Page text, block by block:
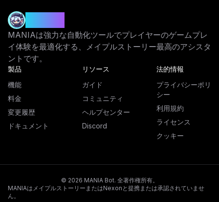
MANIAは強力な自動化ツールでプレイヤーのゲームプレ
イ体験を最適化する、メイプルストーリー最高のアシスタ
ントです。
製品
機能
料金
変更履歴
ドキュメント
リソース
ガイド
コミュニティ
ヘルプセンター
Discord
法的情報
プライバシーポリ
シー
利用規約
ライセンス
クッキー
© 2026 MANIA Bot. 全著作権所有。
MANIAはメイプルストーリーまたはNexonと提携または承認されていませ
ん。